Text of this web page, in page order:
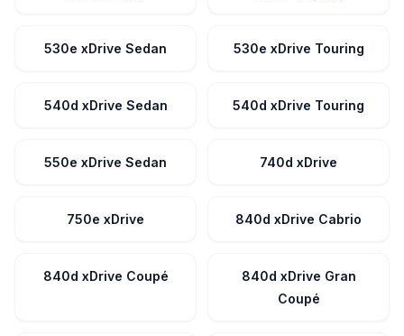
530e xDrive Sedan 530e xDrive Touring
540d xDrive Sedan 540d xDrive Touring
550e xDrive Sedan 740d xDrive
750e xDrive 840d xDrive Cabrio
840d xDrive Coupé
840d xDrive Gran
Coupé